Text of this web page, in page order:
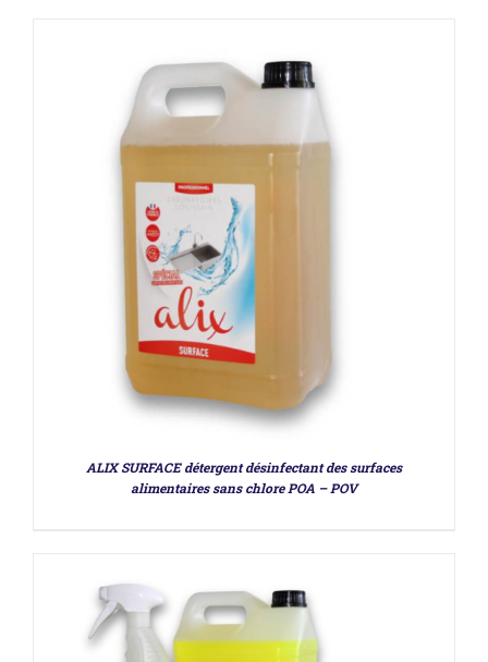
ALIX SURFACE détergent désinfectant des surfaces
alimentaires sans chlore POA – POV
DÉTAILS